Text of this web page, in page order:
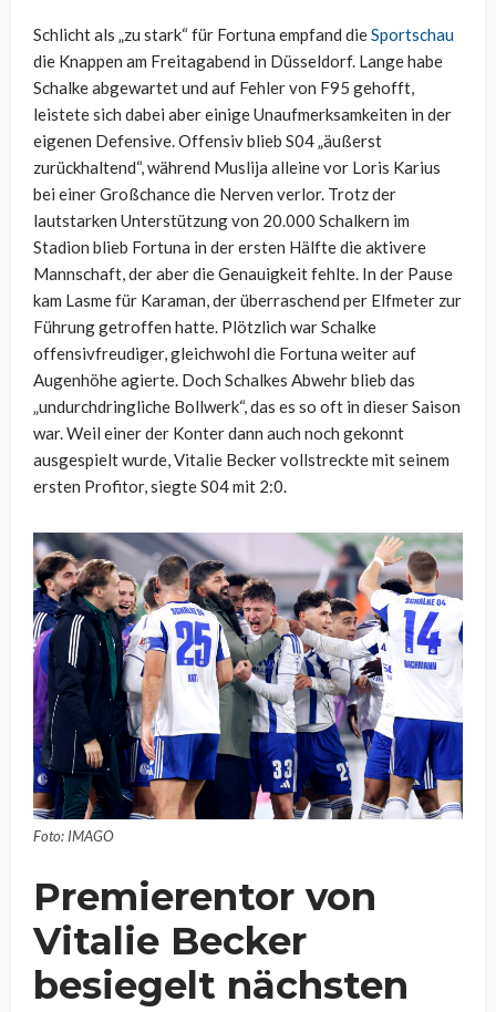
Schlicht als „zu stark“ für Fortuna empfand dieSportschau
die Knappen am Freitagabend in Düsseldorf. Lange habe
Schalke abgewartet und auf Fehler von F95 gehofft,
leistete sich dabei aber einige Unaufmerksamkeiten in der
eigenen Defensive. Offensiv blieb S04 „äußerst
zurückhaltend“, während Muslija alleine vor Loris Karius
bei einer Großchance die Nerven verlor. Trotz der
lautstarken Unterstützung von 20.000 Schalkern im
Stadion blieb Fortuna in der ersten Hälfte die aktivere
Mannschaft, der aber die Genauigkeit fehlte. In der Pause
kam Lasme für Karaman, der überraschend per Elfmeter zur
Führung getroffen hatte. Plötzlich war Schalke
offensivfreudiger, gleichwohl die Fortuna weiter auf
Augenhöhe agierte. Doch Schalkes Abwehr blieb das
„undurchdringliche Bollwerk“, das es so oft in dieser Saison
war. Weil einer der Konter dann auch noch gekonnt
ausgespielt wurde, Vitalie Becker vollstreckte mit seinem
ersten Profitor, siegte S04 mit 2:0.
Foto: IMAGO
Premierentor von
Vitalie Becker
besiegelt nächsten